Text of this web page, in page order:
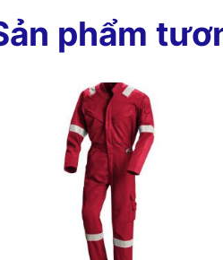
phẩm